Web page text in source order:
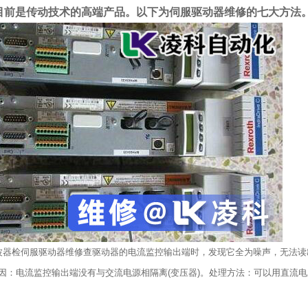
前是传动技术的高端产品。以下为伺服驱动器维修的七大方法。
器检伺服驱动器维修查驱动器的电流监控输出端时，发现它全为噪声，无法读
：电流监控输出端没有与交流电源相隔离(变压器)。处理方法：可以用直流电